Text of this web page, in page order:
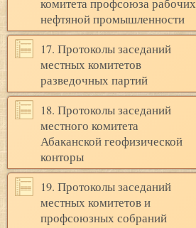
комитета профсоюза рабочих
нефтяной промышленности
17. Протоколы заседаний
местных комитетов
разведочных партий
18. Протоколы заседаний
местного комитета
Абаканской геофизической
конторы
19. Протоколы заседаний
местных комитетов и
профсоюзных собраний